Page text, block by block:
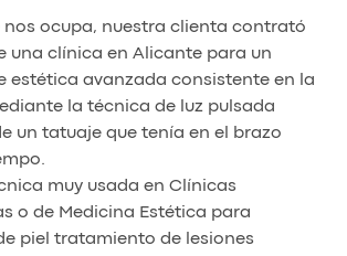
nos ocupa, nuestra clienta contrató
una clínica en Alicante para un
estética avanzada consistente en la
la técnica de luz pulsada
un tatuaje que tenía en el brazo
muy usada en Clínicas
o de Medicina Estética para
piel tratamiento de lesiones